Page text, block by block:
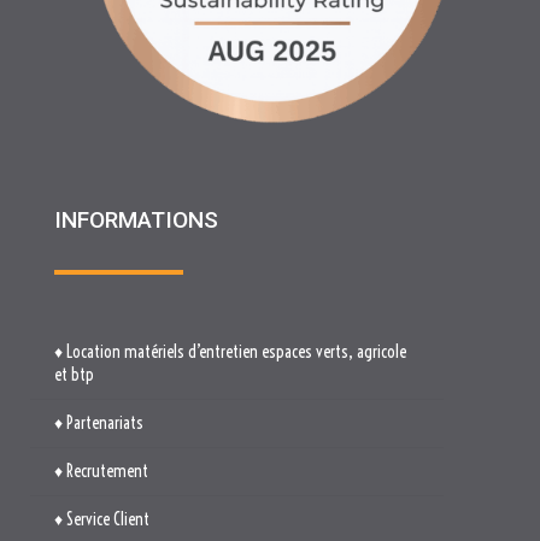
INFORMATIONS
♦ Partenariats
♦ Recrutement
♦ Materiels BTP , Recyclage Environnement MEDIMAT
♦ Le Groupe RHF
♦ Plan du site
♦ Mentions légales